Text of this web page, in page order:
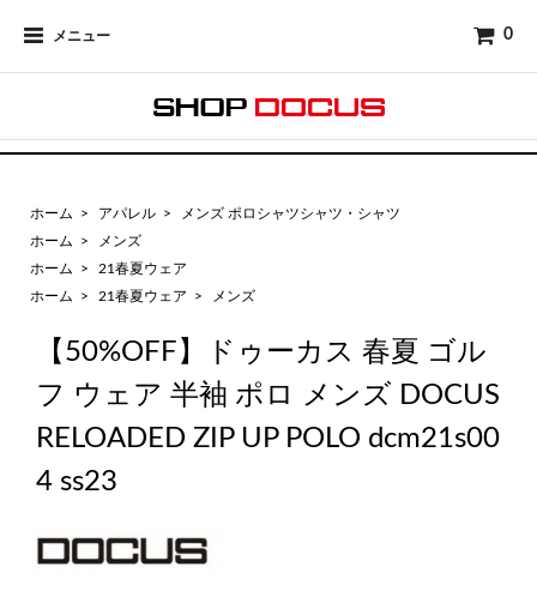
メニュー 0
ホーム > アパレル >
メンズ ポロシャツシャツ・シャツ
ホーム
>
メンズ
ホーム
>
21春夏ウェア
ホーム
> 21春夏ウェア > メンズ
【50%OFF】ドゥーカス 春夏 ゴル
フ ウェア 半袖 ポロ メンズ DOCUS
RELOADED ZIP UP POLO dcm21s00
4 ss23